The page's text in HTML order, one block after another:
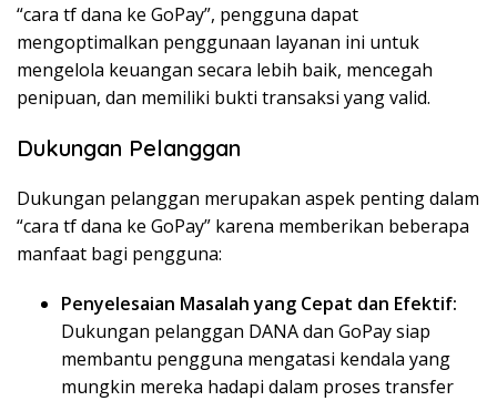
“cara tf dana ke GoPay”, pengguna dapat
mengoptimalkan penggunaan layanan ini untuk
mengelola keuangan secara lebih baik, mencegah
penipuan, dan memiliki bukti transaksi yang valid.
Dukungan Pelanggan
Dukungan pelanggan merupakan aspek penting dalam
“cara tf dana ke GoPay” karena memberikan beberapa
manfaat bagi pengguna:
Penyelesaian Masalah yang Cepat dan Efektif:
Dukungan pelanggan DANA dan GoPay siap
membantu pengguna mengatasi kendala yang
mungkin mereka hadapi dalam proses transfer